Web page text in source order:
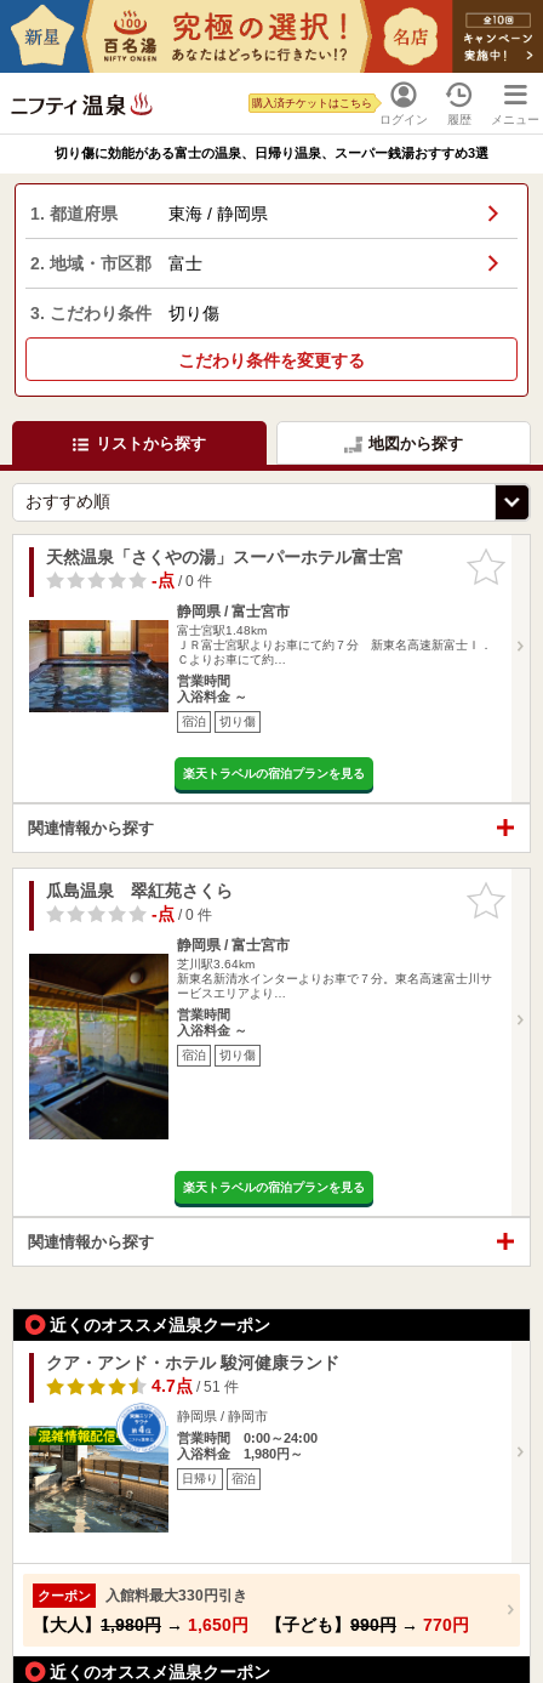
ログイン
購入済チケットはこちら
履歴 メニュー
切り傷に効能がある富士の温泉、日帰り温泉、スーパー銭湯おすすめ3選
1. 都道府県 東海 / 静岡県
2. 地域・市区郡 富士
3. こだわり条件 切り傷
こだわり条件を変更する
リストから探す 地図から探す
お気に入
りに追加
天然温泉「さくやの湯」スーパーホテル富士宮
-点/ 0 件
静岡県 / 富士宮市
富士宮駅1.48km
ＪＲ富士宮駅よりお車にて約７分 新東名高速新富士Ｉ．
Ｃよりお車にて約…
営業時間
入浴料金 ～
宿泊 切り傷
楽天トラベルの宿泊プランを見る
関連情報から探す
お気に入
りに追加
瓜島温泉 翠紅苑さくら
-点/ 0 件
静岡県 / 富士宮市
芝川駅3.64km
新東名新清水インターよりお車で７分。東名高速富士川サ
ービスエリアより…
営業時間
入浴料金 ～
宿泊 切り傷
楽天トラベルの宿泊プランを見る
関連情報から探す
近くのオススメ温泉クーポン
クア・アンド・ホテル 駿河健康ランド
4.7点/ 51 件
静岡県 / 静岡市
営業時間 0:00～24:00
入浴料金 1,980円～
日帰り 宿泊
クーポン 入館料最大330円引き
【大人】 1,980円 → 1,650円 【子ども】 990円 → 770円
近くのオススメ温泉クーポン